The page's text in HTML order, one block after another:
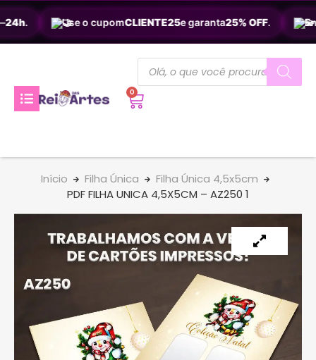
. Use o cupomCLIENTE25e garanta25% OFF.
0
Início Filha Única
Filha Única 4,5x5cm
PDF FILHA UNICA 4,5X5CM – AZ250 1